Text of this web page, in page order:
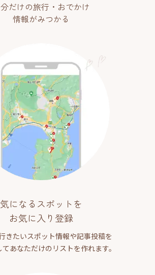
だけの旅行・おでかけ
情報がみつかる
気になるスポットを
お気に入り登録
きたいスポット情報や記事投稿を
あなただけのリストを作れます。